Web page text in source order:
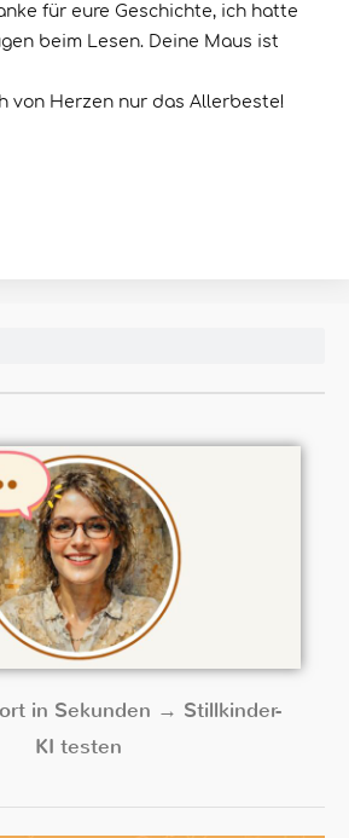
für eure Geschichte, ich hatte
beim Lesen. Deine Maus ist
von Herzen nur das Allerbeste!
in Sekunden → Stillkinder-
KI testen